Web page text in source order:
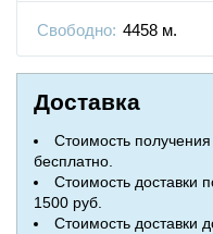
Свободно: 4458 м.
Доставка
Стоимость
бесплатно.
Стоимость
1500 руб.
Стоимость доставки